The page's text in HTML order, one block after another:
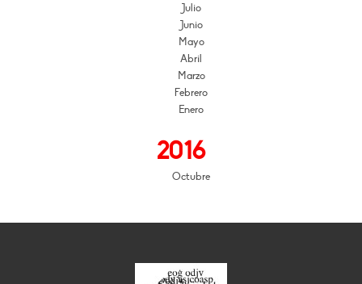
Julio
Junio
Mayo
Abril
Marzo
Febrero
Enero
2016
Octubre